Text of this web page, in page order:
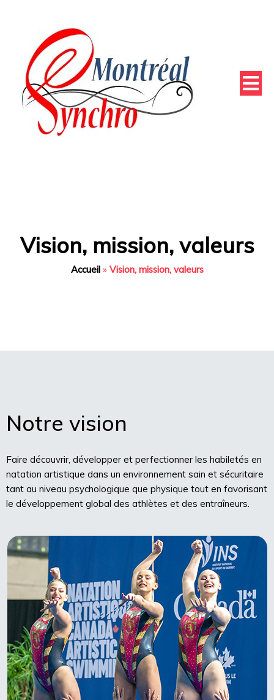
Vision, mission, valeurs
Accueil» Vision, mission, valeurs
Notre vision
Faire découvrir, développer et perfectionner les habiletés en
natation artistique dans un environnement sain et sécuritaire
tant au niveau psychologique que physique tout en favorisant
le développement global des athlètes et des entraîneurs.